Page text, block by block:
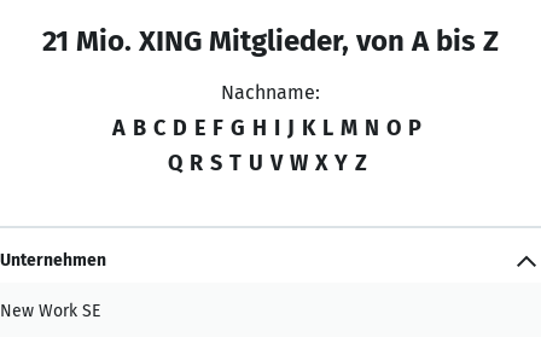
21 Mio. XING Mitglieder, von A bis Z
Nachname:
A B C D E F G H I J K L M N O P
Q R S T U V W X Y Z
Unternehmen
New Work SE